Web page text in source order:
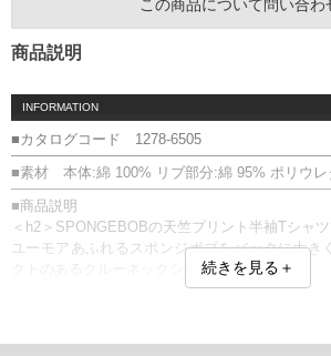
この商品について問い合わ
商品説明
INFORMATION
■カタログコード 1278-6505
■素材 本体:綿 100% リブ部分:綿 95% ポリウレ
■商品説明
＜h2＞SPONGEBOBの天竺プリント半袖Tシャ
ユーモアあふれるスポンジボブをバックに大き
クトのあるクルーネックシャツ。
着るだけで気分が明るくなる、ポップな世界観が
■サイズ表
続きを見る＋